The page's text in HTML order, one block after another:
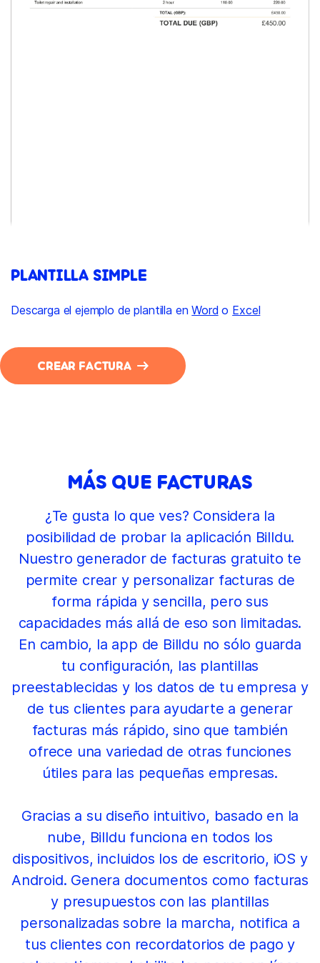
PLANTILLA SIMPLE
Descarga el ejemplo de plantilla enWord o Excel
CREAR FACTURA
MÁS QUE FACTURAS
¿Te gusta lo que ves? Considera la
posibilidad de probar la aplicación Billdu.
Nuestro generador de facturas gratuito te
permite crear y personalizar facturas de
forma rápida y sencilla, pero sus
capacidades más allá de eso son limitadas.
En cambio, la app de Billdu no sólo guarda
tu configuración, las plantillas
preestablecidas y los datos de tu empresa y
de tus clientes para ayudarte a generar
facturas más rápido, sino que también
ofrece una variedad de otras funciones
útiles para las pequeñas empresas.
Gracias a su diseño intuitivo, basado en la
nube, Billdu funciona en todos los
dispositivos, incluidos los de escritorio, iOS y
Android. Genera documentos como facturas
y presupuestos con las plantillas
personalizadas sobre la marcha, notifica a
tus clientes con recordatorios de pago y